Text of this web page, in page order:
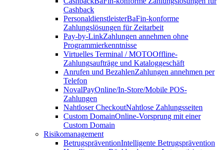
Cashback
PersonaldienstleisterBaFin-konforme
Zahlungslösungen für Zeitarbeit
Pay-by-LinkZahlungen annehmen ohne
Programmierkenntnisse
Virtuelles Terminal / MOTOOffline-
Zahlungsaufträge und Kataloggeschäft
Anrufen und BezahlenZahlungen annehmen per
Telefon
NovalPayOnline/In-Store/Mobile POS-
Zahlungen
Nahtloser CheckoutNahtlose Zahlungsseiten
Custom DomainOnline-Vorsprung mit einer
Custom Domain
Risikomanagement
BetrugspräventionIntelligente Betrugsprävention